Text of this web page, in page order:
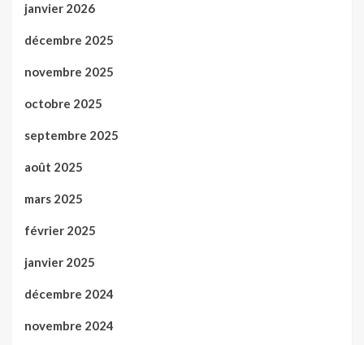
janvier 2026
décembre 2025
novembre 2025
octobre 2025
septembre 2025
août 2025
mars 2025
février 2025
janvier 2025
décembre 2024
novembre 2024